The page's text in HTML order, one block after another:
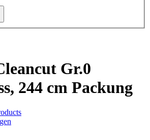
Gr.0
244 cm Packung